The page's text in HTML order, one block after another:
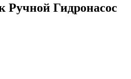
Ручной Гидронасос